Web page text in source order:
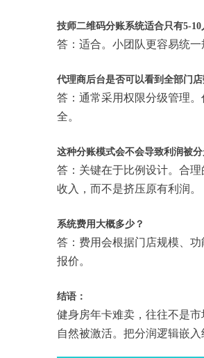
技师二维码分账系统适合只有5-
答：适合。小团队更容易统
代理商后台是否可以看到全部门店
答：通常采用权限分级管理
全。
这种分账模式会不会导致利润被分
答：关键在于比例设计。合
收入，而不是挤压原有利润。
系统费用大概多少？
答：费用会根据门店规模、
报价。
结语：
健身房年卡难卖，往往不是
自然被激活。把分润逻辑嵌